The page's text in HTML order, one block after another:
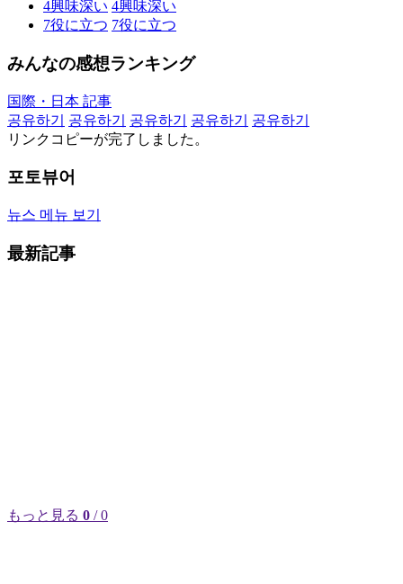
4興味深い 4興味深い
7役に立つ 7役に立つ
みんなの感想ランキング
国際・日本 記事
공유하기
공유하기 공유하기 공유하기
공유하기
リンクコピーが完了しました。
포토뷰어
뉴스 메뉴 보기
最新記事
もっと見る 0 / 0